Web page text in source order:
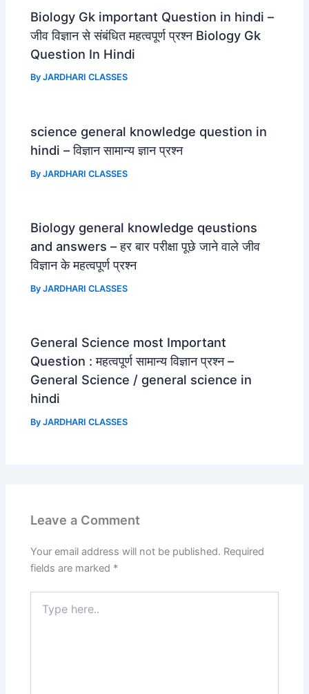
p m
Biology Gk important Question in hindi –
जीव विज्ञान से संबंधित महत्वपूर्ण प्रश्न Biology Gk
Question In Hindi
ByJARDHARI CLASSES
science general knowledge question in
hindi – विज्ञान सामान्य ज्ञान प्रश्न
ByJARDHARI CLASSES
Biology general knowledge qeustions
and answers – हर बार परीक्षा पूछे जाने वाले जीव
विज्ञान के महत्वपूर्ण प्रश्न
ByJARDHARI CLASSES
General Science most Important
Question : महत्वपूर्ण सामान्य विज्ञान प्रश्न –
General Science / general science in
hindi
ByJARDHARI CLASSES
Leave a Comment
Your email address will not be published. Required
fields are marked *
here..